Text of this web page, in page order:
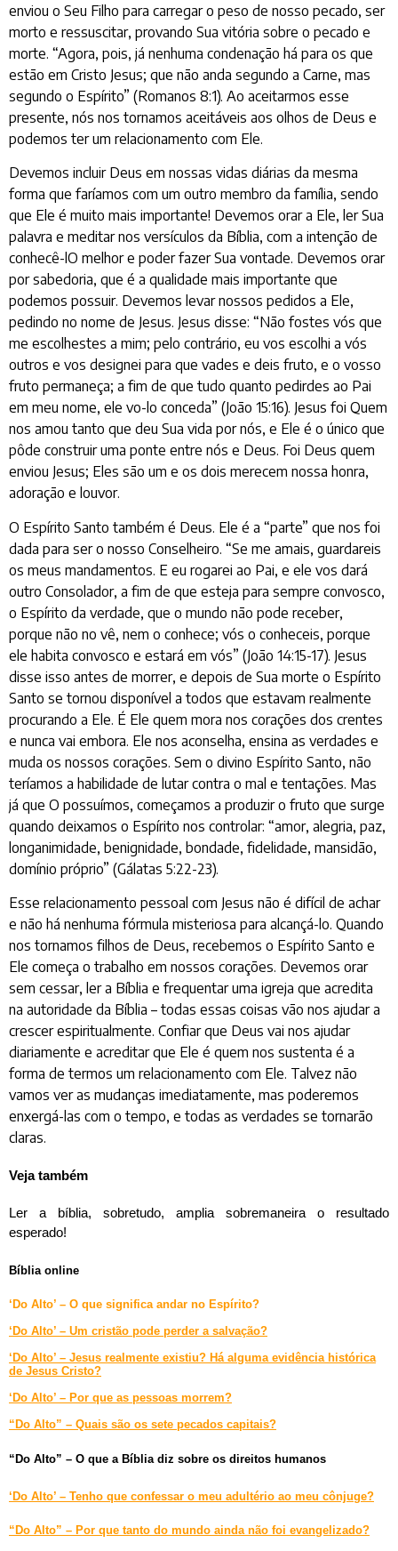
enviou o Seu Filho para carregar o peso de nosso pecado, ser
morto e ressuscitar, provando Sua vitória sobre o pecado e
morte. “Agora, pois, já nenhuma condenação há para os que
estão em Cristo Jesus; que não anda segundo a Carne, mas
segundo o Espírito” (Romanos 8:1). Ao aceitarmos esse
presente, nós nos tornamos aceitáveis aos olhos de Deus e
podemos ter um relacionamento com Ele.
Devemos incluir Deus em nossas vidas diárias da mesma
forma que faríamos com um outro membro da família, sendo
que Ele é muito mais importante! Devemos orar a Ele, ler Sua
palavra e meditar nos versículos da Bíblia, com a intenção de
conhecê-lO melhor e poder fazer Sua vontade. Devemos orar
por sabedoria, que é a qualidade mais importante que
podemos possuir. Devemos levar nossos pedidos a Ele,
pedindo no nome de Jesus. Jesus disse: “Não fostes vós que
me escolhestes a mim; pelo contrário, eu vos escolhi a vós
outros e vos designei para que vades e deis fruto, e o vosso
fruto permaneça; a fim de que tudo quanto pedirdes ao Pai
em meu nome, ele vo-lo conceda” (João 15:16). Jesus foi Quem
nos amou tanto que deu Sua vida por nós, e Ele é o único que
pôde construir uma ponte entre nós e Deus. Foi Deus quem
enviou Jesus; Eles são um e os dois merecem nossa honra,
adoração e louvor.
O Espírito Santo também é Deus. Ele é a “parte” que nos foi
dada para ser o nosso Conselheiro. “Se me amais, guardareis
os meus mandamentos. E eu rogarei ao Pai, e ele vos dará
outro Consolador, a fim de que esteja para sempre convosco,
o Espírito da verdade, que o mundo não pode receber,
porque não no vê, nem o conhece; vós o conheceis, porque
ele habita convosco e estará em vós” (João 14:15-17). Jesus
disse isso antes de morrer, e depois de Sua morte o Espírito
Santo se tornou disponível a todos que estavam realmente
procurando a Ele. É Ele quem mora nos corações dos crentes
e nunca vai embora. Ele nos aconselha, ensina as verdades e
muda os nossos corações. Sem o divino Espírito Santo, não
teríamos a habilidade de lutar contra o mal e tentações. Mas
já que O possuímos, começamos a produzir o fruto que surge
quando deixamos o Espírito nos controlar: “amor, alegria, paz,
longanimidade, benignidade, bondade, fidelidade, mansidão,
domínio próprio” (Gálatas 5:22-23).
Esse relacionamento pessoal com Jesus não é difícil de achar
e não há nenhuma fórmula misteriosa para alcançá-lo. Quando
nos tornamos filhos de Deus, recebemos o Espírito Santo e
Ele começa o trabalho em nossos corações. Devemos orar
sem cessar, ler a Bíblia e frequentar uma igreja que acredita
na autoridade da Bíblia – todas essas coisas vão nos ajudar a
crescer espiritualmente. Confiar que Deus vai nos ajudar
diariamente e acreditar que Ele é quem nos sustenta é a
forma de termos um relacionamento com Ele. Talvez não
vamos ver as mudanças imediatamente, mas poderemos
enxergá-las com o tempo, e todas as verdades se tornarão
claras.
Veja também
Ler a bíblia, sobretudo, amplia sobremaneira o resultado
esperado!
Bíblia online
‘Do Alto’ – O que significa andar no Espírito?
‘Do Alto’ – Um cristão pode perder a salvação?
‘Do Alto’ – Jesus realmente existiu? Há alguma evidência histórica
de Jesus Cristo?
‘Do Alto’ – Por que as pessoas morrem?
“Do Alto” – Quais são os sete pecados capitais?
“Do Alto” – O que a Bíblia diz sobre os direitos humanos
‘Do Alto’ – Tenho que confessar o meu adultério ao meu cônjuge?
“Do Alto” – Por que tanto do mundo ainda não foi evangelizado?